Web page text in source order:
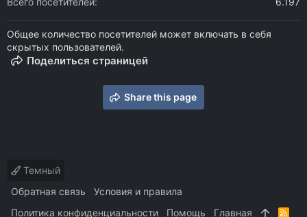
Общее количество посетителей может включать в себя
скрытых пользователей.
Поделиться страницей
Share this page
Темный
Обратная связь
Условия и правила
Политика конфиденциальности
Помощь Главная R